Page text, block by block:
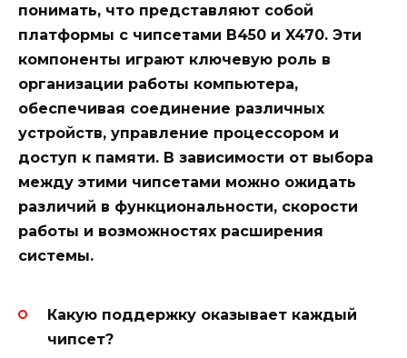
понимать, что представляют собой
платформы с чипсетами B450 и X470. Эти
компоненты играют ключевую роль в
организации работы компьютера,
обеспечивая соединение различных
устройств, управление процессором и
доступ к памяти. В зависимости от выбора
между этими чипсетами можно ожидать
различий в функциональности, скорости
работы и возможностях расширения
системы.
Какую поддержку оказывает каждый
чипсет?